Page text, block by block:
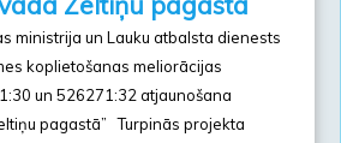
ministrija un Lauku atbalsta dienests
koplietošanas meliorācijas
un 526271:32 atjaunošana
pagastā” Turpinās projekta